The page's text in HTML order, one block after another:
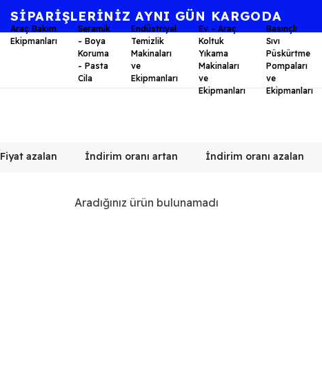
SİPARİŞLERİNİZ AYNI GÜN KARGODA
Araç Bakım
Ekipmanları
Seramik
- Boya
Koruma
- Pasta
Cila
Endüstriyel
Temizlik
Makinaları
ve
Ekipmanları
Ev - Araç
Koltuk
Yıkama
Makinaları
ve
Ekipmanları
Basınçlı
Sıvı
Püskürtme
Pompaları
ve
Ekipmanları
Fiyat azalan İndirim oranı artan İndirim oranı azalan
Aradığınız ürün bulunamadı